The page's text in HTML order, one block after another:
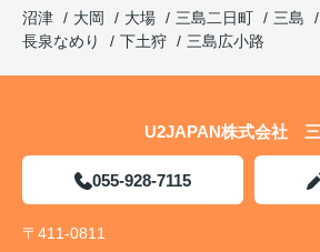
沼津
大岡 大場 三島二日町 三島
長泉なめり
下土狩 三島広小路
U2JAPAN株式会社
055-928-7115
〒411-0811